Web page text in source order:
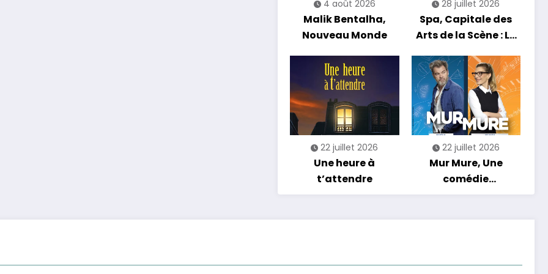
4 août 2026
Malik Bentalha,
Nouveau Monde
28 juillet 2026
Spa, Capitale des
Arts de la Scène : Le
est Lancé !
22 juillet 2026
Une heure à
t’attendre
22 juillet 2026
Mur Mure, Une
comédie
romantique en